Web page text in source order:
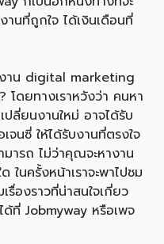
นที่ถูกใจ ได้เงินเดือนที่
น digital marketing
ดยทางเราหวังว่า คนหา
ลี่ยนงานใหม่ อาจได้รับ
จนซี่ ให้ได้รับงานที่ตรงใจ
มารถ ไม่ว่าคุณจะหางาน
ในครั้งหน้าเราจะพาไปชม
องราวที่น่าสนใจเกี่ยว
ด้ที่ Jobmyway หรือเพจ